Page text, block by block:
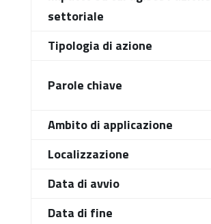
settoriale
Tipologia di azione
Parole chiave
Ambito di applicazione
Localizzazione
Data di avvio
Data di fine